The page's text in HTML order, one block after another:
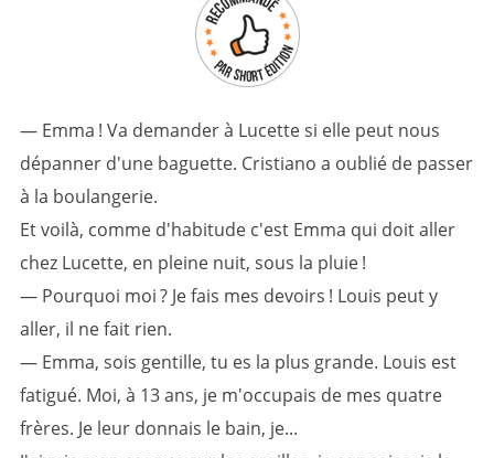
— Emma ! Va demander à Lucette si elle peut nous
dépanner d'une baguette. Cristiano a oublié de passer
à la boulangerie.
Et voilà, comme d'habitude c'est Emma qui doit aller
chez Lucette, en pleine nuit, sous la pluie !
— Pourquoi moi ? Je fais mes devoirs ! Louis peut y
aller, il ne fait rien.
— Emma, sois gentille, tu es la plus grande. Louis est
fatigué. Moi, à 13 ans, je m'occupais de mes quatre
frères. Je leur donnais le bain, je...